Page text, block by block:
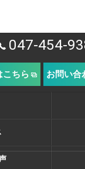
047-454-
こちら お問い合